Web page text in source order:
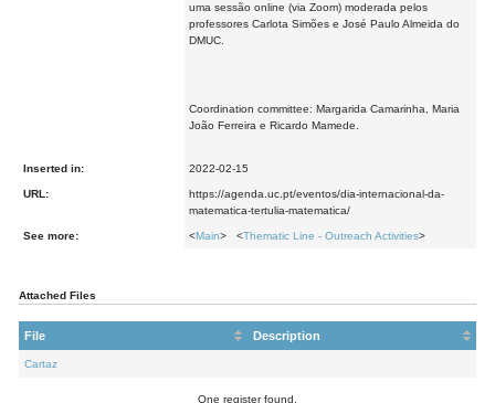
uma sessão online (via Zoom) moderada pelos
professores Carlota Simões e José Paulo Almeida do
DMUC.
Coordination committee: Margarida Camarinha, Maria
João Ferreira e Ricardo Mamede.
Inserted in: 2022-02-15
URL:
https://agenda.uc.pt/eventos/dia-internacional-da-
matematica-tertulia-matematica/
See more: <Main> <Thematic Line - Outreach Activities>
Attached Files
File Description
Cartaz
One register found.